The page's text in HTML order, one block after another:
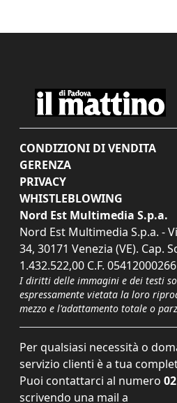
CONDIZIONI DI VENDITA
GERENZA
PRIVACY
WHISTLEBLOWING
Nord Est Multimedia S.p.a.
Nord Est Multimedia S.p.a. -
34, 30171 Venezia (VE). Cap.
1.432.522,00 C.F.
I diritti delle immagini e dei testi
espressamente vietata la loro
mezzo e l'adattamento totale o
Per qualsiasi necessità o
servizio clienti è a tua
Puoi contattarci al numero
scrivendo una mail a